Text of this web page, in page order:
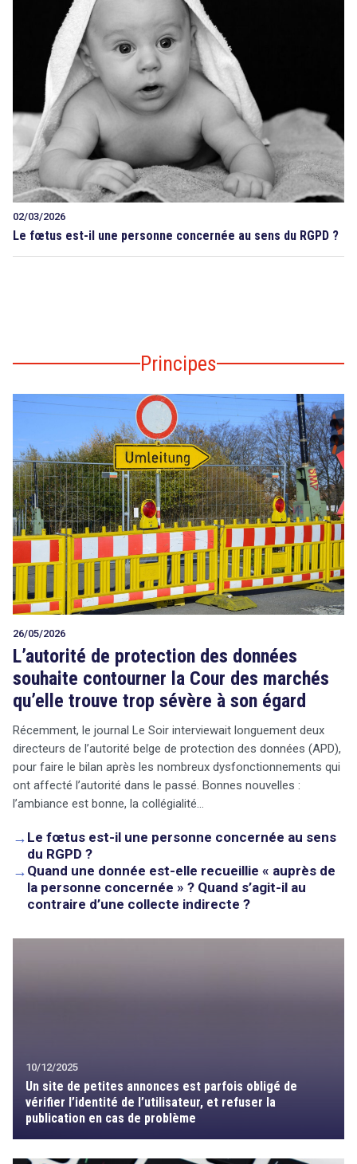
02/03/2026
Le fœtus est-il une personne concernée au sens du RGPD ?
Principes
26/05/2026
L’autorité de protection des données
souhaite contourner la Cour des marchés
qu’elle trouve trop sévère à son égard
Récemment, le journal Le Soir interviewait longuement deux
directeurs de l’autorité belge de protection des données (APD),
pour faire le bilan après les nombreux dysfonctionnements qui
ont affecté l’autorité dans le passé. Bonnes nouvelles :
l’ambiance est bonne, la collégialité…
→ Le fœtus est-il une personne concernée au sens
du RGPD ?
→ Quand une donnée est-elle recueillie « auprès de
la personne concernée » ? Quand s’agit-il au
contraire d’une collecte indirecte ?
10/12/2025
Un site de petites annonces est parfois obligé de
vérifier l’identité de l’utilisateur, et refuser la
publication en cas de problème
search